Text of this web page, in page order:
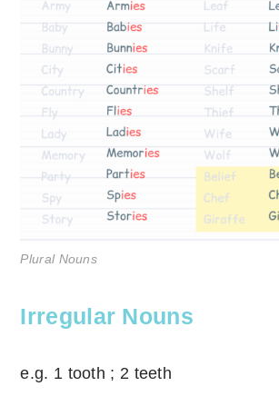
Plural Nouns
Irregular Nouns
e.g. 1 tooth ; 2 teeth